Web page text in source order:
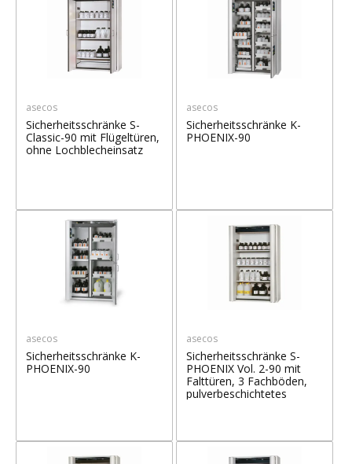
asecos
Sicherheitsschränke S-
Classic-90 mit Flügeltüren,
ohne Lochblecheinsatz
asecos
Sicherheitsschränke K-
PHOENIX-90
asecos
Sicherheitsschränke K-
PHOENIX-90
asecos
Sicherheitsschränke S-
PHOENIX Vol. 2-90 mit
Falttüren, 3 Fachböden,
pulverbeschichtetes